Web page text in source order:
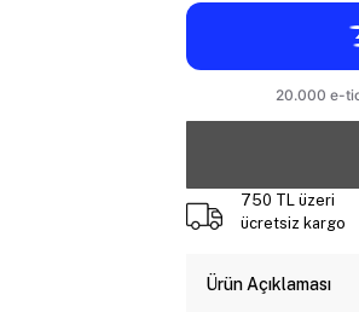
750 TL üzeri
ücretsiz kargo
Ürün Açıklaması